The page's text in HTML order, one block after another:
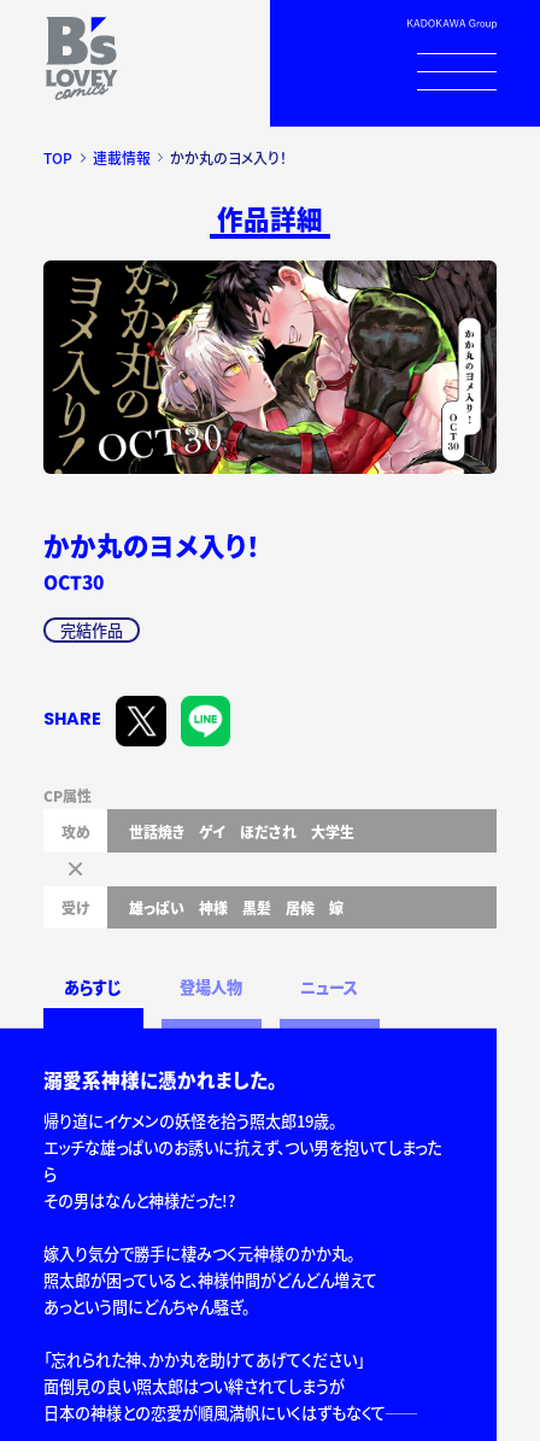
TOP 連載情報 かか丸のヨメ入り！
作品詳細
かか丸のヨメ入り！
OCT30
完結作品
SHARE
CP属性
攻め
世話焼き ゲイ ほだされ 大学生
受け 雄っぱい 神様 黒髪 居候 嫁
あらすじ 登場人物 ニュース
溺愛系神様に憑かれました。
帰り道にイケメンの妖怪を拾う照太郎19歳。
エッチな雄っぱいのお誘いに抗えず、つい男を抱いてしまった
ら
その男はなんと神様だった!?
嫁入り気分で勝手に棲みつく元神様のかか丸。
照太郎が困っていると、神様仲間がどんどん増えて
あっという間にどんちゃん騒ぎ。
「忘れられた神、かか丸を助けてあげてください」
面倒見の良い照太郎はつい絆されてしまうが
日本の神様との恋愛が順風満帆にいくはずもなくて──